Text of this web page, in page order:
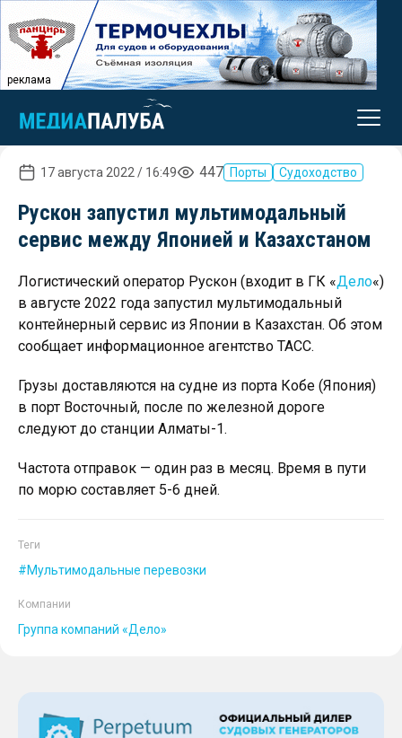
реклама
17 августа 2022 / 16:49 447 Порты Судоходство
Рускон запустил мультимодальный
сервис между Японией и Казахстаном
Логистический оператор Рускон (входит в ГК «Дело«)
в августе 2022 года запустил мультимодальный
контейнерный сервис из Японии в Казахстан. Об этом
сообщает информационное агентство ТАСС.
Грузы доставляются на судне из порта Кобе (Япония)
в порт Восточный, после по железной дороге
следуют до станции Алматы-1.
Частота отправок — один раз в месяц. Время в пути
по морю составляет 5-6 дней.
Теги
Мультимодальные перевозки
Компании
Группа компаний «Дело»